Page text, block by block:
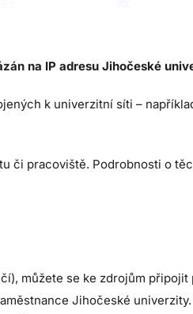
na IP adresu Jihočeské
k univerzitní síti –
či pracoviště. Podrobnosti o
můžete se ke zdrojům
Jihočeské